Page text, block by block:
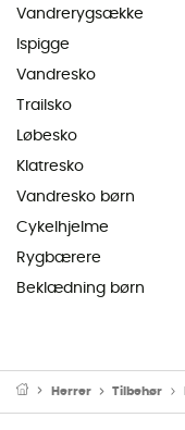
Vandrerygsække
Ispigge
Vandresko
Trailsko
Løbesko
Klatresko
Vandresko børn
Cykelhjelme
Rygbærere
Beklædning børn
Herrer Tilbehør